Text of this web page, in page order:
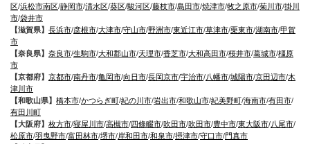
区/浜松市南区/静岡市/清水区/葵区/駿河区/藤枝市/島田市/焼津市/牧之原市/菊川市/掛川
市/袋井市
【滋賀県】 長浜市/彦根市/大津市/守山市/野洲市/東近江市/草津市/栗東市/湖南市/甲賀
市
【奈良県】 奈良市/生駒市/大和郡山市/天理市/香芝市/大和高田市/桜井市/葛城市/橿原
市
【京都府】 京都市/南丹市/亀岡市/向日市/長岡京市/宇治市/八幡市/城陽市/京田辺市/木
津川市
【和歌山県】 橋本市/かつらぎ町/紀の川市/岩出市/和歌山市/紀美野町/海南市/有田市/
有田川町
【大阪府】 枚方市/寝屋川市/高槻市/四條畷市/吹田市/吹田市/豊中市/東大阪市/八尾市/
松原市/羽曳野市/富田林市/堺市/岸和田市/和泉市/摂津市/守口市/門真市